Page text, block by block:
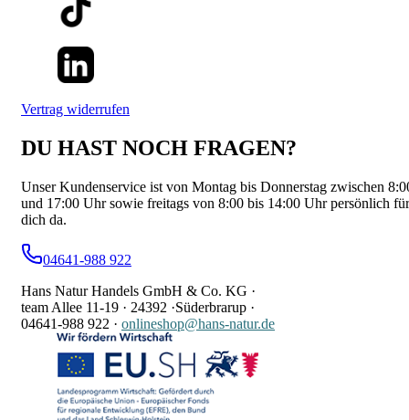
Vertrag widerrufen
DU HAST NOCH FRAGEN?
Unser Kundenservice ist von Montag bis Donnerstag zwischen
und 17:00 Uhr sowie freitags von 8:00 bis 14:00 Uhr persönlich für
dich da.
04641-988 922
Hans Natur Handels GmbH & Co. KG ·
team Allee 11-19 · 24392 ·Süderbrarup ·
04641-988 922 · onlineshop@hans-natur.de